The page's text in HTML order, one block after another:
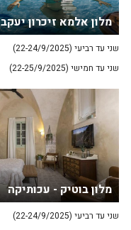
מלון אלמא זיכרון יעקב
שני עד רביעי (22-24/9/2025)
שני עד חמישי (22-25/9/2025)
מלון בוטיק - עכותיקה
שני עד רביעי (22-24/9/2025)